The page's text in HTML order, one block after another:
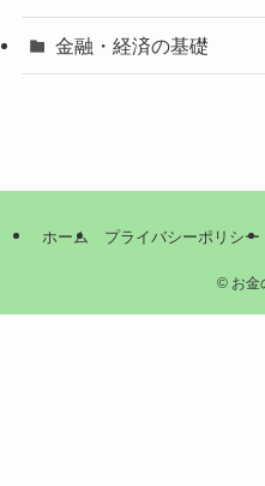
金融・経済の基礎
ホーム プライバシーポリシー
©お金